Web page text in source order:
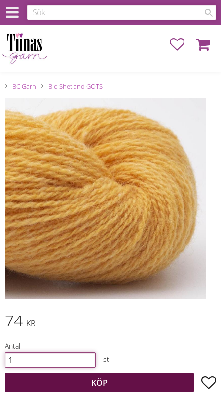
Favoriter
BC Garn Bio Shetland GOTS
74 KR
Antal
st
KÖP